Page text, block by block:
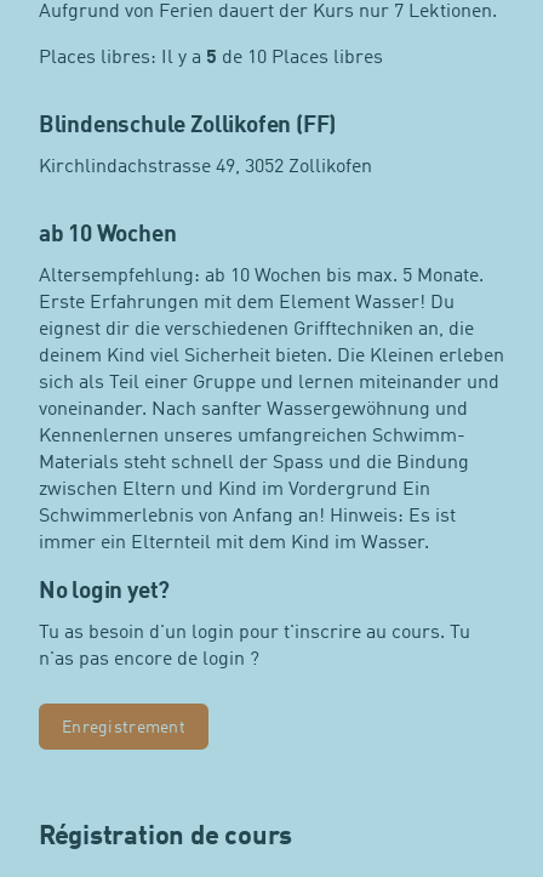
Aufgrund von Ferien dauert der Kurs nur 7 Lektionen.
Places libres: Il y a 5 de 10 Places libres
Blindenschule Zollikofen (FF)
Kirchlindachstrasse 49, 3052 Zollikofen
ab 10 Wochen
Altersempfehlung: ab 10 Wochen bis max. 5 Monate.
Erste Erfahrungen mit dem Element Wasser! Du
eignest dir die verschiedenen Grifftechniken an, die
deinem Kind viel Sicherheit bieten. Die Kleinen erleben
sich als Teil einer Gruppe und lernen miteinander und
voneinander. Nach sanfter Wassergewöhnung und
Kennenlernen unseres umfangreichen Schwimm-
Materials steht schnell der Spass und die Bindung
zwischen Eltern und Kind im Vordergrund Ein
Schwimmerlebnis von Anfang an! Hinweis: Es ist
immer ein Elternteil mit dem Kind im Wasser.
No login yet?
Tu as besoin d'un login pour t'inscrire au cours. Tu
n'as pas encore de login ?
Enregistrement
Régistration de cours